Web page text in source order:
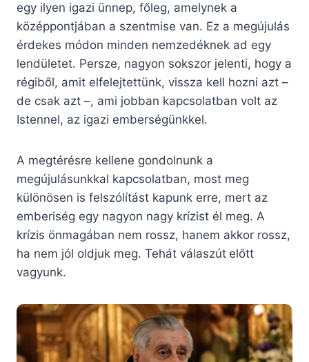
egy ilyen igazi ünnep, főleg, amelynek a
középpontjában a szentmise van. Ez a megújulás
érdekes módon minden nemzedéknek ad egy
lendületet. Persze, nagyon sokszor jelenti, hogy a
régiből, amit elfelejtettünk, vissza kell hozni azt –
de csak azt –, ami jobban kapcsolatban volt az
Istennel, az igazi emberségünkkel.
A megtérésre kellene gondolnunk a
megújulásunkkal kapcsolatban, most meg
különösen is felszólítást kapunk erre, mert az
emberiség egy nagyon nagy krízist él meg. A
krízis önmagában nem rossz, hanem akkor rossz,
ha nem jól oldjuk meg. Tehát válaszút előtt
vagyunk.